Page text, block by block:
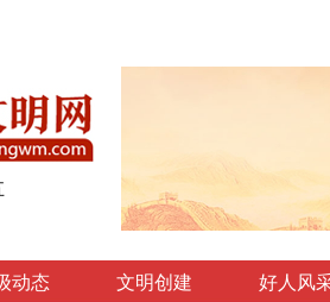
动态 文明创建 好人风